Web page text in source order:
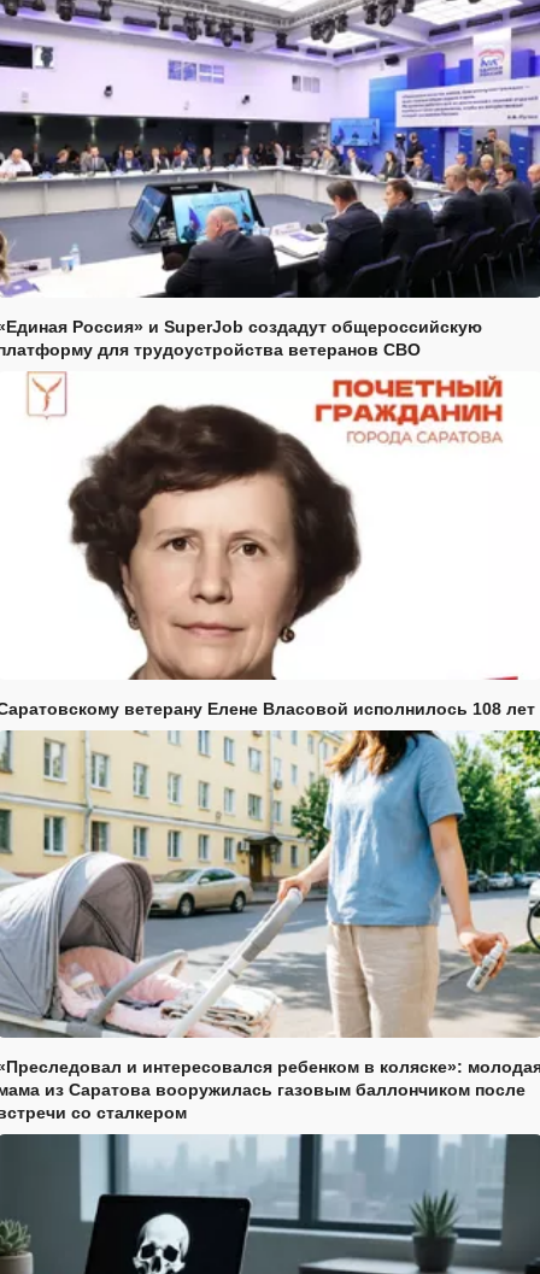
Россия» и SuperJob создадут общероссийскую
для трудоустройства ветеранов СВО
ветерану Елене Власовой исполнилось 108 лет
и интересовался ребенком в коляске»:
из Саратова вооружилась газовым баллончиком после
со сталкером